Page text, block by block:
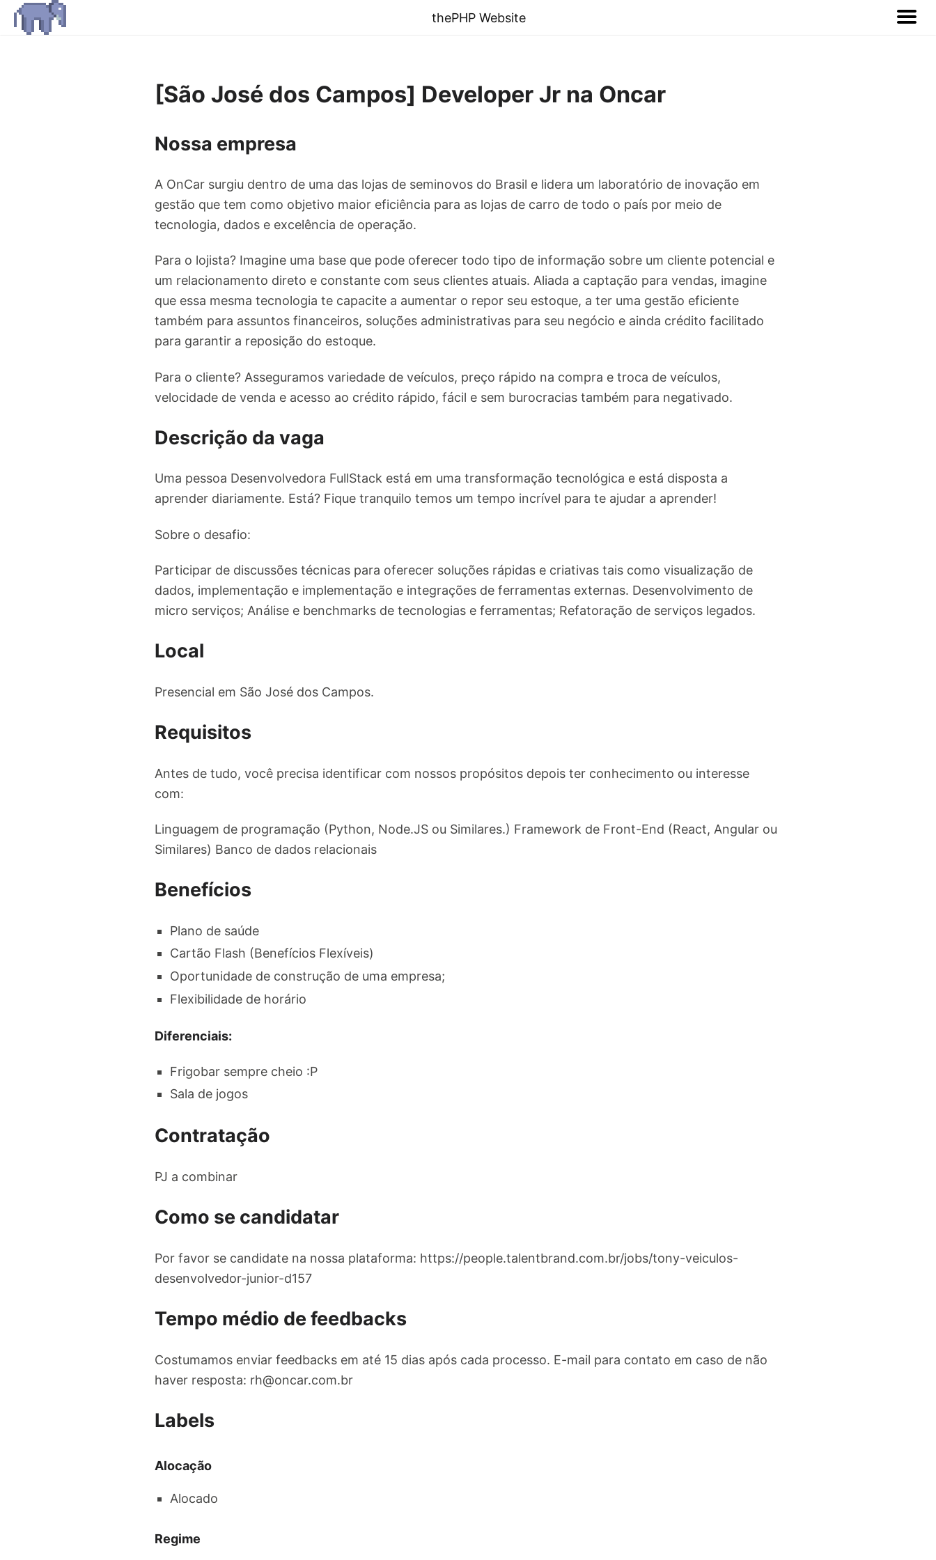
thePHP Website
[São José dos Campos] Developer Jr na Oncar
Nossa empresa
A OnCar surgiu dentro de uma das lojas de seminovos do Brasil e lidera um laboratório de inovação em
gestão que tem como objetivo maior eficiência para as lojas de carro de todo o país por meio de
tecnologia, dados e excelência de operação.
Para o lojista? Imagine uma base que pode oferecer todo tipo de informação sobre um cliente potencial e
um relacionamento direto e constante com seus clientes atuais. Aliada a captação para vendas, imagine
que essa mesma tecnologia te capacite a aumentar o repor seu estoque, a ter uma gestão eficiente
também para assuntos financeiros, soluções administrativas para seu negócio e ainda crédito facilitado
para garantir a reposição do estoque.
Para o cliente? Asseguramos variedade de veículos, preço rápido na compra e troca de veículos,
velocidade de venda e acesso ao crédito rápido, fácil e sem burocracias também para negativado.
Descrição da vaga
Uma pessoa Desenvolvedora FullStack está em uma transformação tecnológica e está disposta a
aprender diariamente. Está? Fique tranquilo temos um tempo incrível para te ajudar a aprender!
Sobre o desafio:
Participar de discussões técnicas para oferecer soluções rápidas e criativas tais como visualização de
dados, implementação e implementação e integrações de ferramentas externas. Desenvolvimento de
micro serviços; Análise e benchmarks de tecnologias e ferramentas; Refatoração de serviços legados.
Local
Presencial em São José dos Campos.
Requisitos
Antes de tudo, você precisa identificar com nossos propósitos depois ter conhecimento ou interesse
com:
Linguagem de programação (Python, Node.JS ou Similares.) Framework de Front-End (React, Angular ou
Similares) Banco de dados relacionais
Benefícios
Plano de saúde
Cartão Flash (Benefícios Flexíveis)
Oportunidade de construção de uma empresa;
Flexibilidade de horário
Diferenciais:
Frigobar sempre cheio :P
Sala de jogos
Contratação
PJ a combinar
Como se candidatar
Por favor se candidate na nossa plataforma: https://people.talentbrand.com.br/jobs/tony-veiculos-
desenvolvedor-junior-d157
Tempo médio de feedbacks
Costumamos enviar feedbacks em até 15 dias após cada processo. E-mail para contato em caso de não
haver resposta: rh@oncar.com.br
Labels
Alocação
Alocado
Regime